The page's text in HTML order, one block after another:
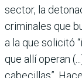
sector, la
criminales que
a la que solicitó
que allí operan
cabecillas”.